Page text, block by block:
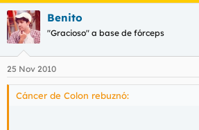
Benito
"Gracioso" a base de fórceps
25 Nov 2010
Cáncer de Colon rebuznó: